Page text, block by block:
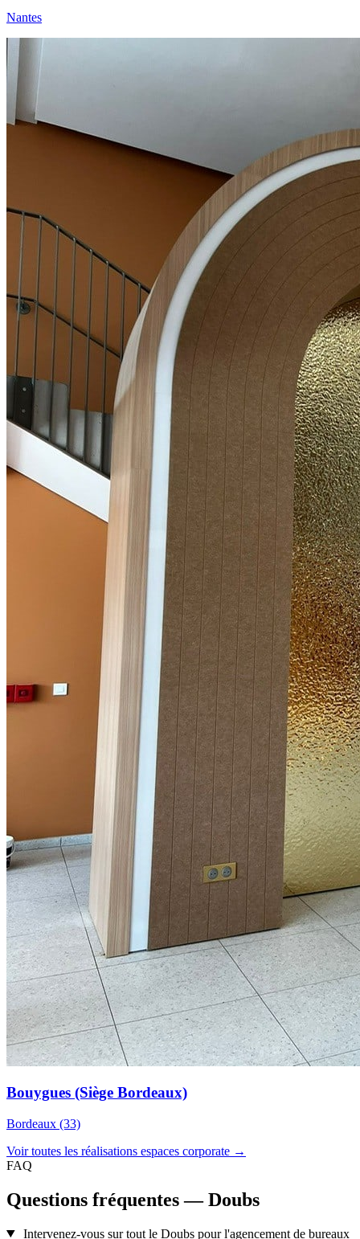
Nantes
Bouygues (Siège Bordeaux)
Bordeaux (33)
Voir toutes les réalisations espaces corporate →
FAQ
Questions fréquentes — Doubs
Intervenez-vous sur tout le Doubs pour l'agencement de bureaux